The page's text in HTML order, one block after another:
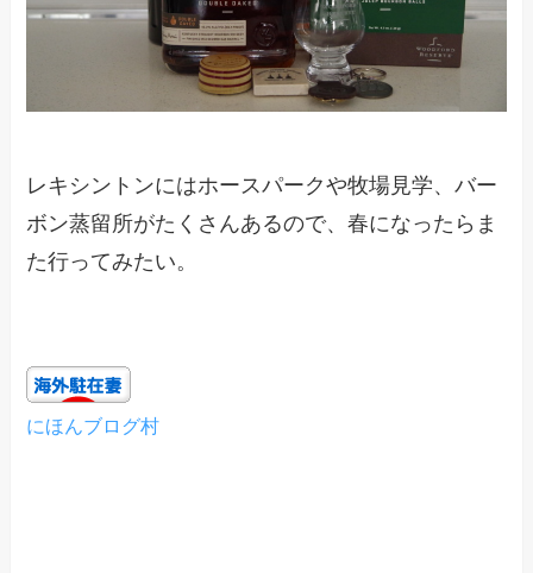
レキシントンにはホースパークや牧場見学、バー
ボン蒸留所がたくさんあるので、春になったらま
た行ってみたい。
にほんブログ村